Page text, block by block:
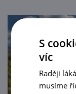
S
víc
Raději
musíme